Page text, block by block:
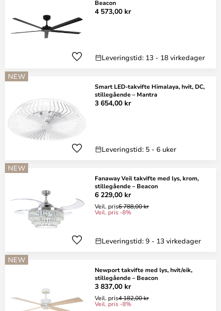
Beacon
4 573,00 kr
Leveringstid: 13 - 18 virkedager
NEW
Smart LED-takvifte Himalaya, hvit, DC,
stillegående – Mantra
3 654,00 kr
Leveringstid: 5 - 6 uker
NEW
Fanaway Veil takvifte med lys, krom,
stillegående – Beacon
6 229,00 kr
Veil. pris6 788,00 kr
Veil. pris -8%
Leveringstid: 9 - 13 virkedager
NEW
Newport takvifte med lys, hvit/eik,
stillegående – Beacon
3 837,00 kr
Veil. pris4 182,00 kr
Veil. pris -8%